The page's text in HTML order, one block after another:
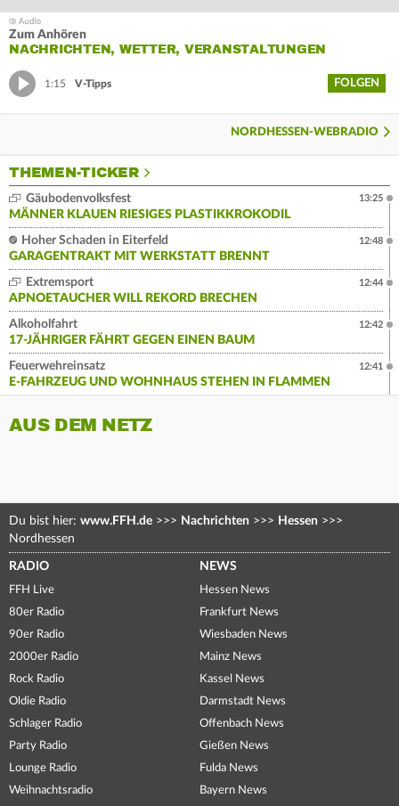
Zum Anhören
NACHRICHTEN, WETTER, VERANSTALTUNGEN
1:15 V-Tipps FOLGEN
NORDHESSEN-WEBRADIO
THEMEN-TICKER
Gäubodenvolksfest
MÄNNER KLAUEN RIESIGES PLASTIKKROKODIL
13:25
Hoher Schaden in Eiterfeld
GARAGENTRAKT MIT WERKSTATT BRENNT
12:48
Extremsport
APNOETAUCHER WILL REKORD BRECHEN
12:44
Alkoholfahrt
17-JÄHRIGER FÄHRT GEGEN EINEN BAUM
12:42
Feuerwehreinsatz
E-FAHRZEUG UND WOHNHAUS STEHEN IN FLAMMEN
12:41
AUS DEM NETZ
Du bist hier: www.FFH.de >>> Nachrichten >>> Hessen >>>
Nordhessen
RADIO
FFH Live
80er Radio
90er Radio
2000er Radio
Rock Radio
Oldie Radio
Schlager Radio
Party Radio
Lounge Radio
Weihnachtsradio
NEWS
Hessen News
Frankfurt News
Wiesbaden News
Mainz News
Kassel News
Darmstadt News
Offenbach News
Gießen News
Fulda News
Bayern News